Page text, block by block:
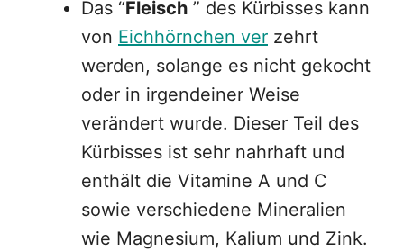
Das “Fleisch ” des Kürbisses kann
von Eichhörnchen ver zehrt
werden, solange es nicht gekocht
oder in irgendeiner Weise
verändert wurde. Dieser Teil des
Kürbisses ist sehr nahrhaft und
enthält die Vitamine A und C
sowie verschiedene Mineralien
wie Magnesium, Kalium und Zink.